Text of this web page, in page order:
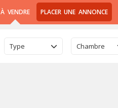
À VENDRE PLACER UNE ANNONCE
Type Chambre